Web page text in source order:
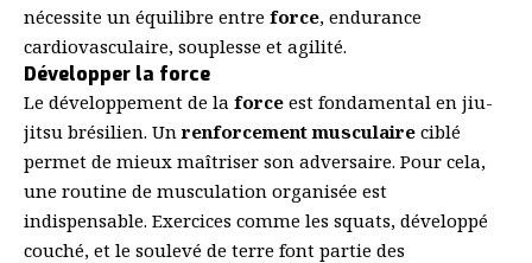
nécessite un équilibre entre force, endurance
cardiovasculaire, souplesse et agilité.
Développer la force
Le développement de la force est fondamental en jiu-
jitsu brésilien. Unrenforcement musculaire ciblé
permet de mieux maîtriser son adversaire. Pour cela,
une routine de musculation organisée est
indispensable. Exercices comme les squats, développé
couché, et le soulevé de terre font partie des